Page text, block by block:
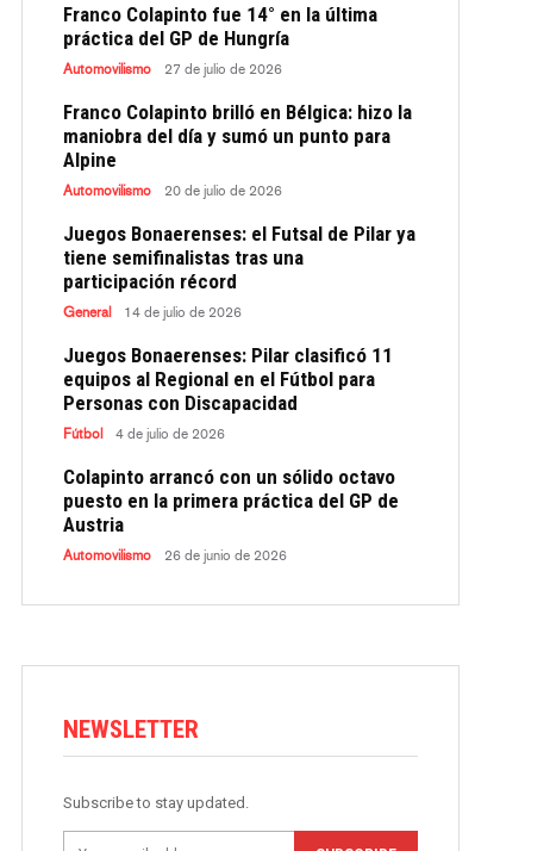
Franco Colapinto fue 14° en la última
práctica del GP de Hungría
Automovilismo 27 de julio de 2026
Franco Colapinto brilló en Bélgica: hizo la
maniobra del día y sumó un punto para
Alpine
Automovilismo 20 de julio de 2026
Juegos Bonaerenses: el Futsal de Pilar ya
tiene semifinalistas tras una
participación récord
General 14 de julio de 2026
Juegos Bonaerenses: Pilar clasificó 11
equipos al Regional en el Fútbol para
Personas con Discapacidad
Fútbol 4 de julio de 2026
Colapinto arrancó con un sólido octavo
puesto en la primera práctica del GP de
Austria
Automovilismo 26 de junio de 2026
NEWSLETTER
Subscribe to stay updated.